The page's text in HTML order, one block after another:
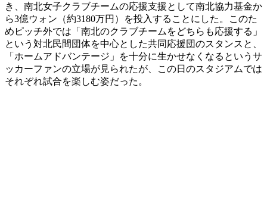
き、南北女子クラブチームの応援支援として南北協力基金か
ら3億ウォン（約3180万円）を投入することにした。このた
めピッチ外では「南北のクラブチームをどちらも応援する」
という対北民間団体を中心とした共同応援団のスタンスと、
「ホームアドバンテージ」を十分に生かせなくなるというサ
ッカーファンの立場が見られたが、この日のスタジアムでは
それぞれ試合を楽しむ姿だった。